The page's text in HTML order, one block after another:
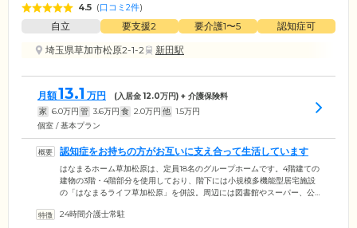
4.5 (口コミ2件)
自立 要支援2 要介護1〜5
認知症可
埼玉県草加市松原2-1-2
新田駅
月額13.1 万円 (入居金12.0万円) + 介護保険料
家 6.0万円 管 3.6万円 食 2.0万円 他 1.5万円
個室 / 基本プラン
認知症をお持ちの方がお互いに支え合って生活しています
はなまるホーム草加松原は、定員18名のグループホームです。4階建ての
建物の3階・4階部分を使用しており、階下には小規模多機能型居宅施設
の「はなまるライフ草加松原」を併設。周辺には図書館やスーパー、公
ら、定期的に外出しています。当ホームは認知症をお持ちの方が、ご自
24時間介護士常駐